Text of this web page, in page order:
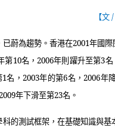
【文/
蔚為趨勢。香港在2001年國
第10名，2006年則躍升至第3名
1名， 2003年的第6名，2006年
年下滑至第23名。
的測試框架，在基礎知識與